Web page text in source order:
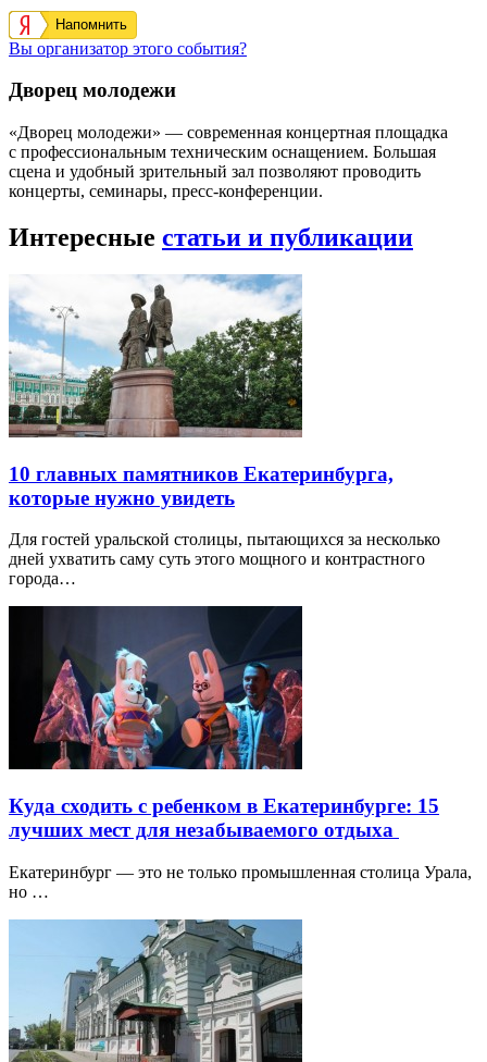
Напомнить
Вы организатор этого события?
Дворец молодежи
«Дворец молодежи» — современная концертная площадка
с профессиональным техническим оснащением. Большая
сцена и удобный зрительный зал позволяют проводить
концерты, семинары, пресс-конференции.
Интересные статьи и публикации
10 главных памятников Екатеринбурга,
которые нужно увидеть
Для гостей уральской столицы, пытающихся за несколько
дней ухватить саму суть этого мощного и контрастного
города…
Куда сходить с ребенком в Екатеринбурге: 15
лучших мест для незабываемого отдыха
Екатеринбург — это не только промышленная столица Урала,
но …